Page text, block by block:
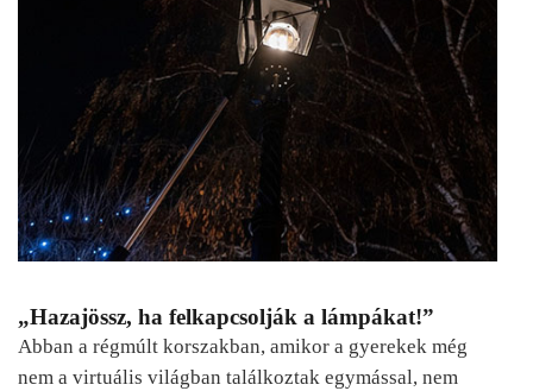
„Hazajössz, ha felkapcsolják a lámpákat!”
Abban a régmúlt korszakban, amikor a gyerekek még
nem a virtuális világban találkoztak egymással, nem